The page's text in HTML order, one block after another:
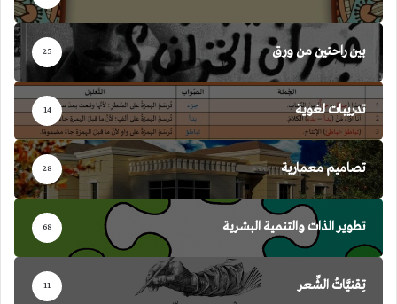
بين راحتين من ورق 25
تدريبات لغوية 14
تصاميم معمارية 28
تطوير الذات والتنمية البشرية 68
تِقنيَّاتُ الشِّعر 11